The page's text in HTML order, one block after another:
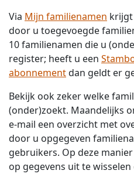
Via Mijn familienamen krijgt
door u toegevoegde
10 familienamen die u
register; heeft u een
abonnementdan geldt er
Bekijk ook zeker welke
(onder)zoekt. Maandelijks
e-mail een overzicht met
door u opgegeven
gebruikers. Op deze
op gegevens uit te